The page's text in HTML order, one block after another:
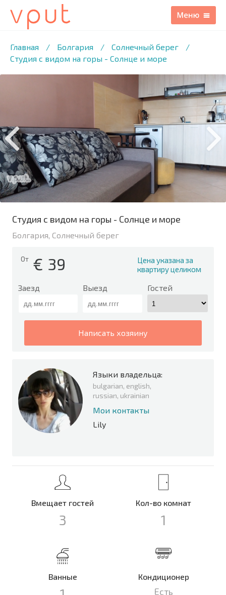
Главная / Болгария / Солнечный берег
/
Студия с видом на горы - Солнце и море
/9 ФОТО
Студия с видом на горы - Солнце и море
Болгария, Солнечный берег
От € 39
Цена указана за
квартиру целиком
Заезд Выезд Гостей
написать хозяину
Языки владельца:
bulgarian, english,
russian, ukrainian
Мои контакты
Lily
Вмещает гостей
3
Кол-во комнат
1
Ванные Кондиционер
Есть